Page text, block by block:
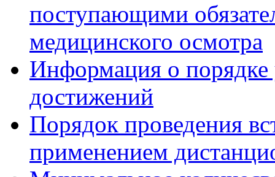
поступающими
медицинского осмотра
Информация о порядке
достижений
Порядок проведения
применением